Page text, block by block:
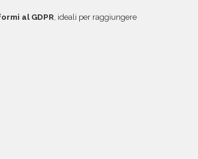
al GDPR , ideali per raggiungere